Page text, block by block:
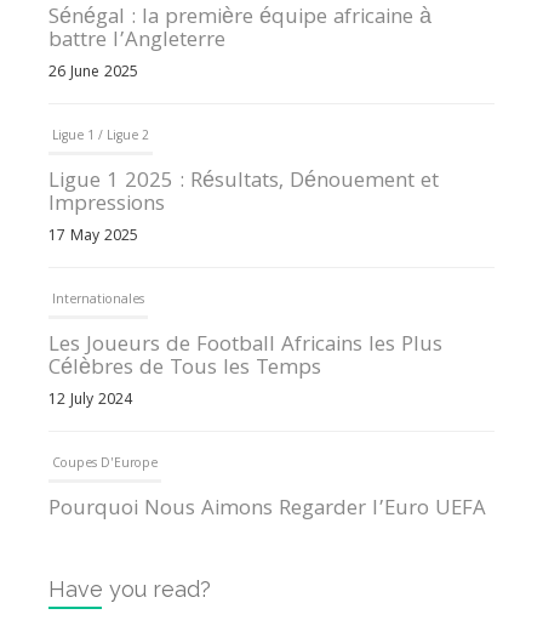
Sénégal : la première équipe africaine à
battre l’Angleterre
26 June 2025
Ligue 1 / Ligue 2
Ligue 1 2025 : Résultats, Dénouement et
Impressions
17 May 2025
Internationales
Les Joueurs de Football Africains les Plus
Célèbres de Tous les Temps
12 July 2024
Coupes D'Europe
Pourquoi Nous Aimons Regarder l’Euro UEFA
Internationales
Have you read?